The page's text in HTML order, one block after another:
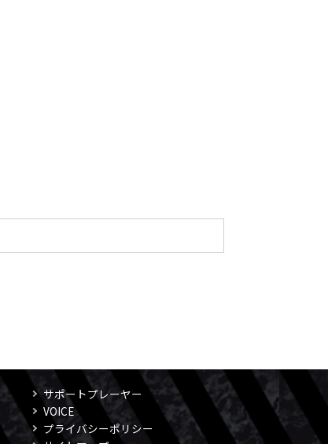
サポートプレーヤー
VOICE
プライバシーポリシー